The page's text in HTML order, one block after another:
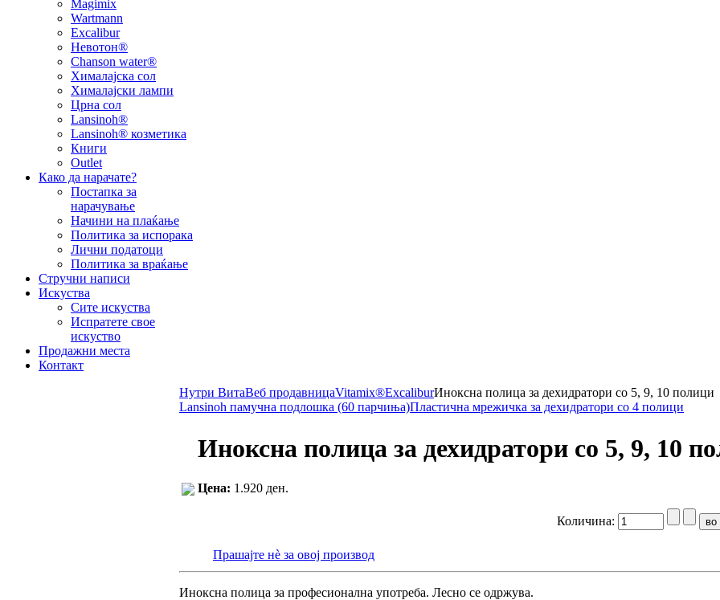
Magimix
Wartmann
Excalibur
Невотон®
Chanson water®
Хималајска сол
Хималајски лампи
Црна сол
Lansinoh®
Lansinoh® козметика
Книги
Outlet
Како да нарачате?
Постапка за
нарачување
Начини на плаќање
Политика за испорака
Лични податоци
Политика за враќање
Стручни написи
Искуства
Сите искуства
Испратете свое
искуство
Продажни места
Контакт
Нутри ВитаВеб продавницаVitamix®ExcaliburИноксна полица за дехидратори со 5, 9, 10 полици
Lansinoh памучна подлошка (60 парчиња)Пластична мрежичка за дехидратори со 4 полици
Иноксна полица за дехидратори со 5, 9, 10
Цена: 1.920 ден.
Количина:
Прашајте нè за овој производ
Иноксна полица за професионална употреба. Лесно се одржува.